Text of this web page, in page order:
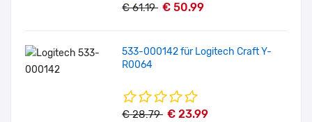
€ 61.19 € 50.99
533-000142 für Logitech Craft Y-
R0064
€ 28.79 € 23.99